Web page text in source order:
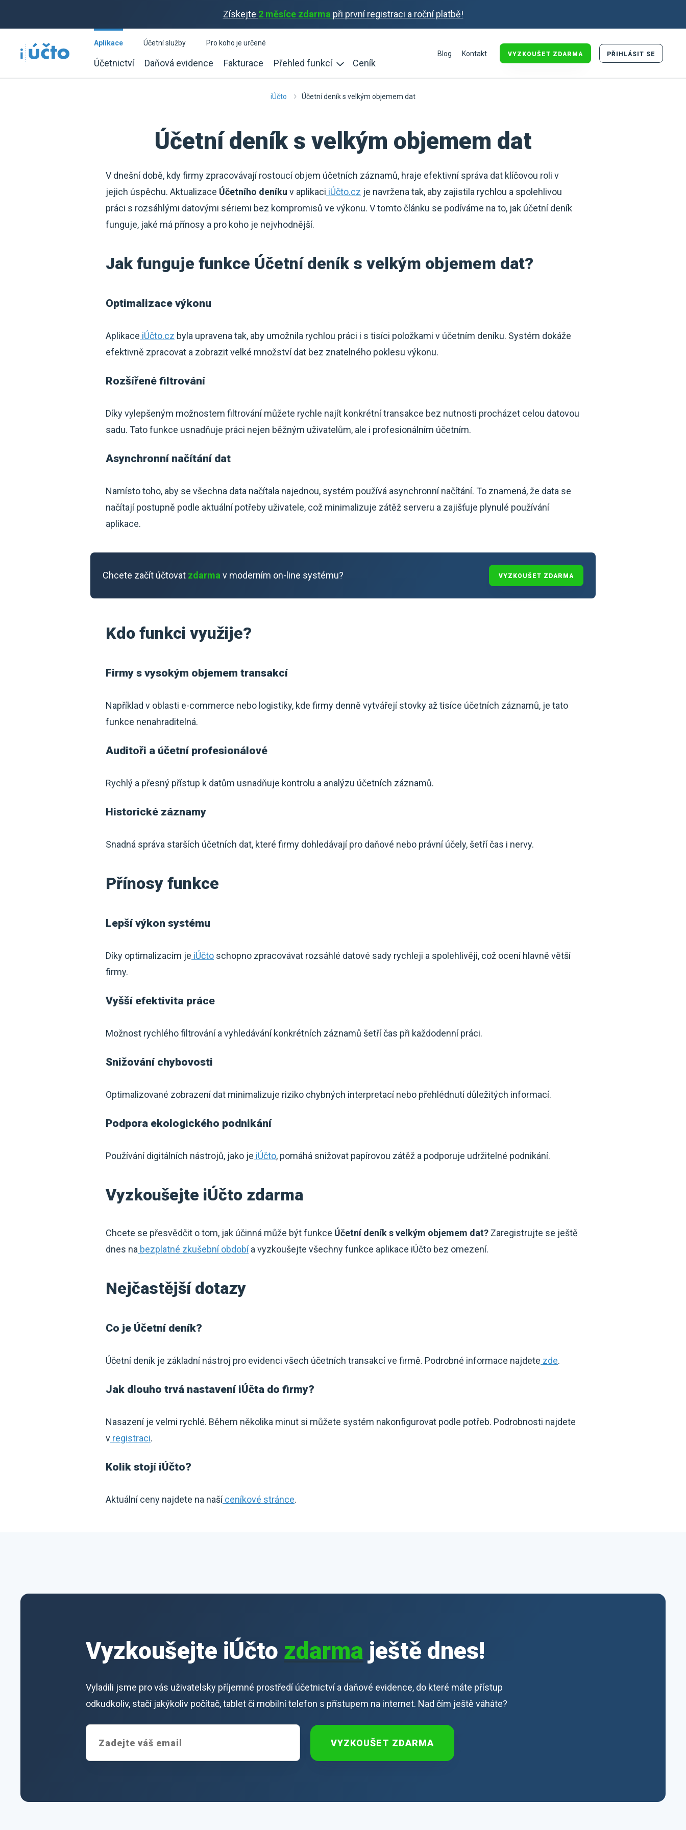
Získejte 2 měsíce zdarma při první registraci a roční platbě!
Aplikace
Účetnictví Daňová evidence Fakturace Přehled funkcí Ceník
Účetní služby
Pro koho je určené
Blog
Kontakt VYZKOUŠET ZDARMA PŘIHLÁSIT SE
iÚčto Účetní deník s velkým objemem dat
Účetní deník s velkým objemem dat
V dnešní době, kdy firmy zpracovávají rostoucí objem účetních záznamů, hraje efektivní správa dat klíčovou roli v
jejich úspěchu. Aktualizace Účetního deníku v aplikaci iÚčto.cz je navržena tak, aby zajistila rychlou a spolehlivou
práci s rozsáhlými datovými sériemi bez kompromisů ve výkonu. V tomto článku se podíváme na to, jak účetní deník
funguje, jaké má přínosy a pro koho je nejvhodnější.
Jak funguje funkce Účetní deník s velkým objemem dat?
Optimalizace výkonu
Aplikace iÚčto.cz byla upravena tak, aby umožnila rychlou práci i s tisíci položkami v účetním deníku. Systém dokáže
efektivně zpracovat a zobrazit velké množství dat bez znatelného poklesu výkonu.
Rozšířené filtrování
Díky vylepšeným možnostem filtrování můžete rychle najít konkrétní transakce bez nutnosti procházet celou datovou
sadu. Tato funkce usnadňuje práci nejen běžným uživatelům, ale i profesionálním účetním.
Asynchronní načítání dat
Namísto toho, aby se všechna data načítala najednou, systém používá asynchronní načítání. To znamená, že data se
načítají postupně podle aktuální potřeby uživatele, což minimalizuje zátěž serveru a zajišťuje plynulé používání
aplikace.
Chcete začít účtovat zdarma v moderním on-line systému? VYZKOUŠET ZDARMA
Kdo funkci využije?
Firmy s vysokým objemem transakcí
Například v oblasti e-commerce nebo logistiky, kde firmy denně vytvářejí stovky až tisíce účetních záznamů, je tato
funkce nenahraditelná.
Auditoři a účetní profesionálové
Rychlý a přesný přístup k datům usnadňuje kontrolu a analýzu účetních záznamů.
Historické záznamy
Snadná správa starších účetních dat, které firmy dohledávají pro daňové nebo právní účely, šetří čas i nervy.
Přínosy funkce
Lepší výkon systému
Díky optimalizacím je iÚčto schopno zpracovávat rozsáhlé datové sady rychleji a spolehlivěji, což ocení hlavně větší
firmy.
Vyšší efektivita práce
Možnost rychlého filtrování a vyhledávání konkrétních záznamů šetří čas při každodenní práci.
Snižování chybovosti
Optimalizované zobrazení dat minimalizuje riziko chybných interpretací nebo přehlédnutí důležitých informací.
Podpora ekologického podnikání
Používání digitálních nástrojů, jako je iÚčto, pomáhá snižovat papírovou zátěž a podporuje udržitelné podnikání.
Vyzkoušejte iÚčto zdarma
Chcete se přesvědčit o tom, jak účinná může být funkce Účetní deník s velkým objemem dat? Zaregistrujte se ještě
dnes na bezplatné zkušební obdobía vyzkoušejte všechny funkce aplikace iÚčto bez omezení.
Nejčastější dotazy
Co je Účetní deník?
Účetní deník je základní nástroj pro evidenci všech účetních transakcí ve firmě. Podrobné informace najdete zde.
Jak dlouho trvá nastavení iÚčta do firmy?
Nasazení je velmi rychlé. Během několika minut si můžete systém nakonfigurovat podle potřeb. Podrobnosti najdete
v registraci.
Kolik stojí iÚčto?
Aktuální ceny najdete na naší ceníkové stránce.
Vyzkoušejte iÚčto zdarma ještě dnes!
Vyladili jsme pro vás uživatelsky příjemné prostředí účetnictví a daňové evidence, do které máte přístup
odkudkoliv, stačí jakýkoliv počítač, tablet či mobilní telefon s přístupem na internet. Nad čím ještě váháte?
VYZKOUŠET ZDARMA